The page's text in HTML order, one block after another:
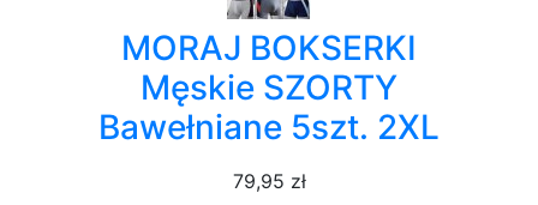
MORAJ BOKSERKI
Męskie SZORTY
Bawełniane 5szt. 2XL
79,95 zł